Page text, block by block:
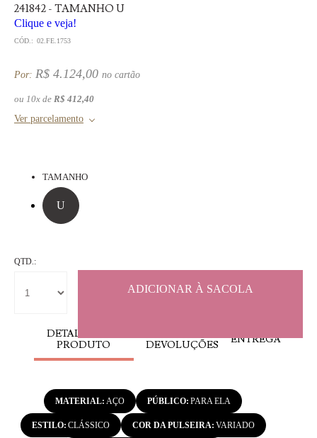
241842 - TAMANHO U
Clique e veja!
CÓD.: 02.FE.1753
Por: R$ 4.124,00
ou 10x de R$ 412,40
TAMANHO
U
QTD.:
DETALHES DO
PRODUTO
DEVOLUÇÕES
ENTREGA
MATERIAL AÇO PÚBLICO PARA ELA
ESTILO CLÁSSICO COR DA PULSEIRA VARIADO